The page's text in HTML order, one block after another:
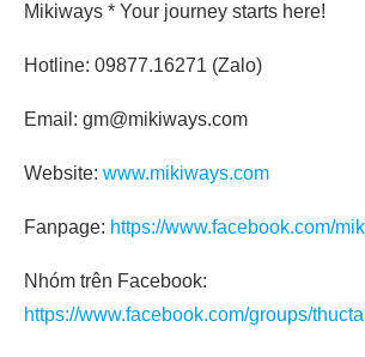
Mikiways * Your journey starts here!
Hotline: 09877.16271 (Zalo)
Email: gm@mikiways.com
Website: www.mikiways.com
Fanpage: https://www.facebook.com/
Nhóm trên Facebook:
https://www.facebook.com/groups/